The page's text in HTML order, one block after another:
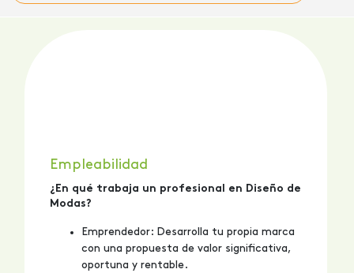
Empleabilidad
¿En qué trabaja un profesional en Diseño de
Modas?
Emprendedor: Desarrolla tu propia marca
con una propuesta de valor significativa,
oportuna y rentable.